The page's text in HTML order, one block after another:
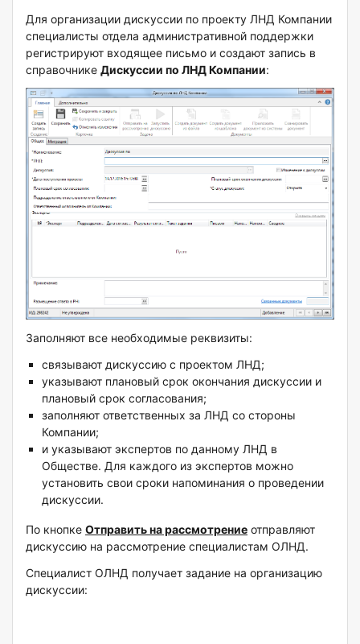
Для организации дискуссии по проекту ЛНД Компании
специалисты отдела административной поддержки
регистрируют входящее письмо и создают запись в
справочнике Дискуссии по ЛНД Компании:
Заполняют все необходимые реквизиты:
связывают дискуссию с проектом ЛНД;
указывают плановый срок окончания дискуссии и
плановый срок согласования;
заполняют ответственных за ЛНД со стороны
Компании;
и указывают экспертов по данному ЛНД в
Обществе. Для каждого из экспертов можно
установить свои сроки напоминания о проведении
дискуссии.
По кнопке Отправить на рассмотрение отправляют
дискуссию на рассмотрение специалистам ОЛНД.
Специалист ОЛНД получает задание на организацию
дискуссии: